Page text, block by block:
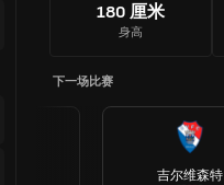
180 厘米
身高
下一场比赛
吉尔维森特